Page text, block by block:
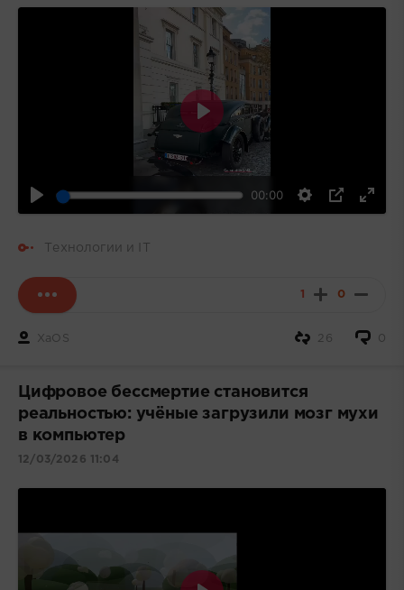
00:00
Воспроизвести
Технологии и IT
0
XaOS 0
26
Цифровое бессмертие становится
реальностью: учёные загрузили мозг мухи
в компьютер
12/03/2026 11:04